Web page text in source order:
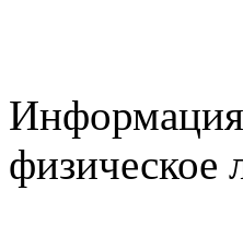
Информация
физическое